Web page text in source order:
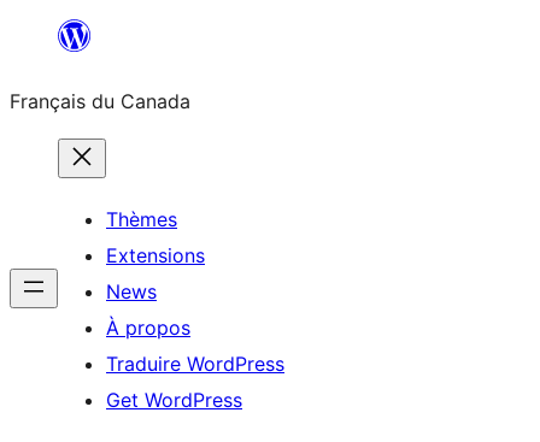
contenu
Français du Canada
Thèmes
Extensions
News
À propos
Traduire WordPress
Get WordPress